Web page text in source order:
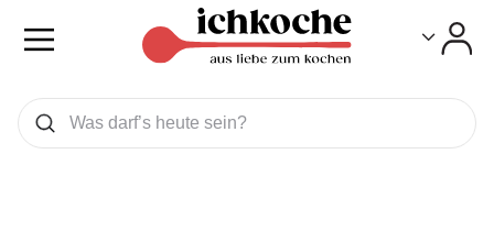
Was wollen Sie suchen
Suchen